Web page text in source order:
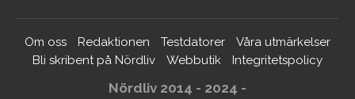
Om oss Redaktionen Testdatorer
Våra utmärkelser
Bli skribent på Nördliv
Webbutik Integritetspolicy
Nördliv 2014 - 2024 -